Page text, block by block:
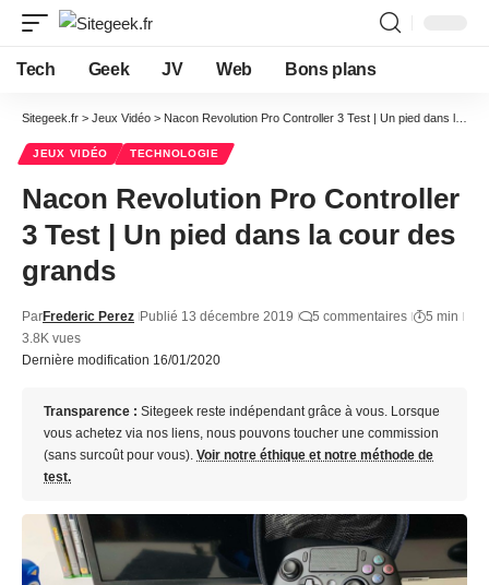
Tech Geek JV Web Bons plans
Sitegeek.fr > Jeux Vidéo > Nacon Revolution Pro Controller 3 Test | Un pied dans la cour des grands
JEUX VIDÉO TECHNOLOGIE
Nacon Revolution Pro Controller
3 Test | Un pied dans la cour des
grands
Dernière modification 16/01/2020
ParFrederic Perez Publié 13 décembre 2019 5 commentaires
5 min
3.8K vues
Transparence : Sitegeek reste indépendant grâce à vous. Lorsque
vous achetez via nos liens, nous pouvons toucher une commission
(sans surcoût pour vous). Voir notre éthique et notre méthode de
test.